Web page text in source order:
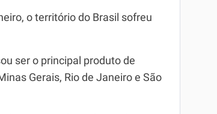
o território do Brasil sofreu
ser o principal produto de
Gerais, Rio de Janeiro e São